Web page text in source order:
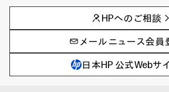
AIの進化と活用事例
製品トレンド & レビュー
サイバーセキュリティ
教育とテクノロジー
ハイブリッドワーク
事例
イベン
AI PC
AIワー
Poly
WXP
HPへのご相談
メールニュース会員
日本HP 公式Webサ